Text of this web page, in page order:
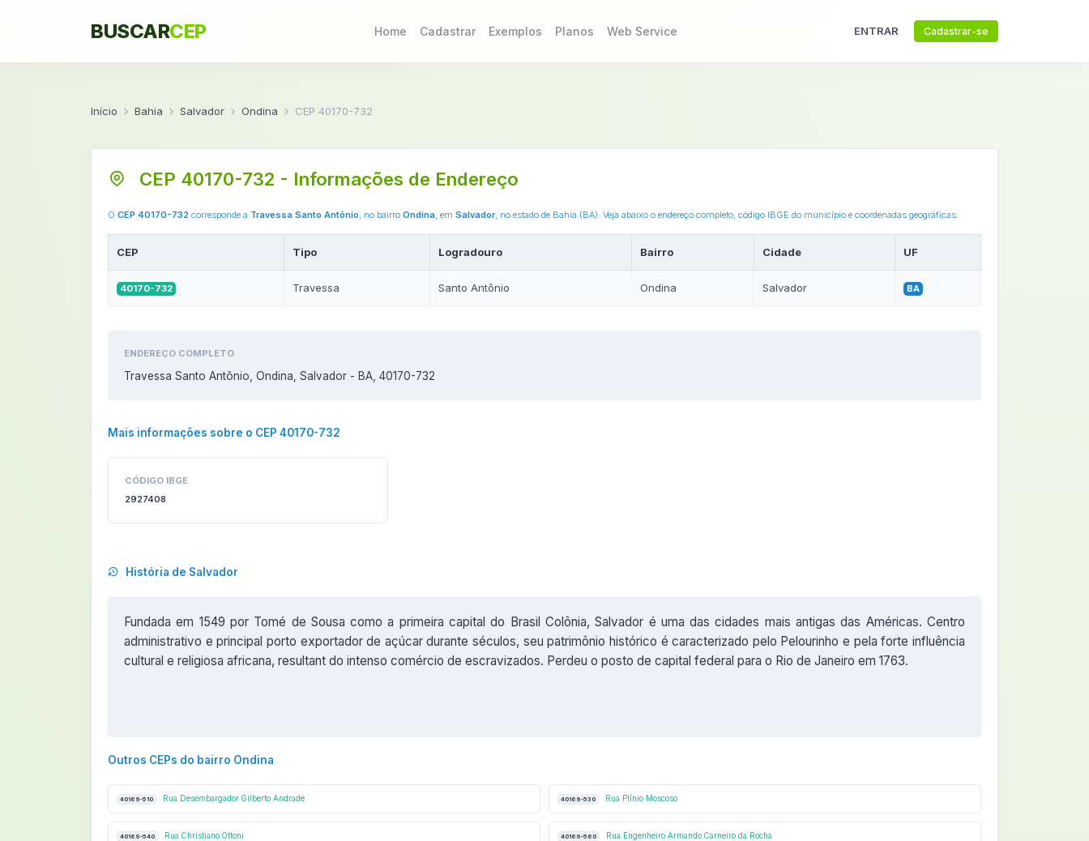
BUSCARCEP Home Cadastrar Exemplos Planos Web Service ENTRAR Cadastrar-se
Início Bahia Salvador Ondina CEP 40170-732
CEP 40170-732 - Informações de Endereço
O CEP 40170-732 corresponde a Travessa Santo Antônio, no bairro Ondina, em Salvador, no estado de Bahia (BA). Veja abaixo o endereço completo, código IBGE do município e coordenadas geográficas.
CEP Tipo Logradouro Bairro Cidade UF
40170-732 Travessa Santo Antônio Ondina Salvador BA
ENDEREÇO COMPLETO
Travessa Santo Antônio, Ondina, Salvador - BA, 40170-732
Mais informações sobre o CEP 40170-732
CÓDIGO IBGE
2927408
História de Salvador
Fundada em 1549 por Tomé de Sousa como a primeira capital do Brasil Colônia, Salvador é uma das cidades mais antigas das Américas. Centro
administrativo e principal porto exportador de açúcar durante séculos, seu patrimônio histórico é caracterizado pelo Pelourinho e pela forte influência
cultural e religiosa africana, resultant do intenso comércio de escravizados. Perdeu o posto de capital federal para o Rio de Janeiro em 1763.
Outros CEPs do bairro Ondina
40169-510 Rua Desembargador Gilberto Andrade 40169-530 Rua Plínio Moscoso
40169-540 Rua Christiano Ottoni 40169-560 Rua Engenheiro Armando Carneiro da Rocha